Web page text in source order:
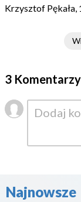
Krzysztof Pękała,
3 Komentarzy
Najnowsze